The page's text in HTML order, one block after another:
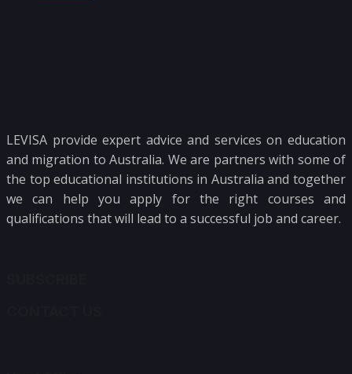
LEVISA provide expert advice and services on education
and migration to Australia. We are partners with some of
the top educational institutions in Australia and together
we can help you apply for the right courses and
qualifications that will lead to a successful job and career.